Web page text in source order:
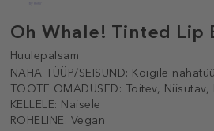
Oh Whale! Tinted Lip
Huulepalsam
NAHA TÜÜP/SEISUND: Kõigile
TOOTE OMADUSED: Toitev, Niisutav,
KELLELE: Naisele
ROHELINE: Vegan